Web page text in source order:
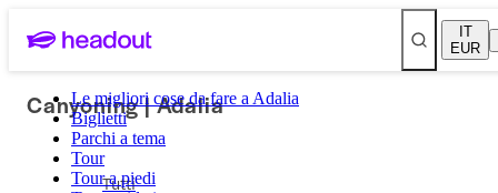
IT
EUR
Le migliori cose da fare a Adalia
Biglietti
Parchi a tema
Tour
Tour a piedi
Canyoning | Adalia
Tutti